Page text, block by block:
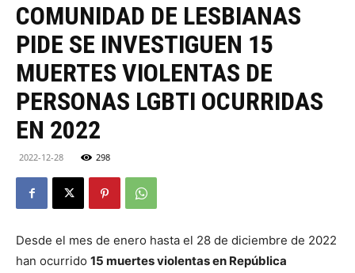
COMUNIDAD DE LESBIANAS
PIDE SE INVESTIGUEN 15
MUERTES VIOLENTAS DE
PERSONAS LGBTI OCURRIDAS
EN 2022
2022-12-28 298
Desde el mes de enero hasta el 28 de diciembre de 2022
han ocurrido 15 muertes violentas en República